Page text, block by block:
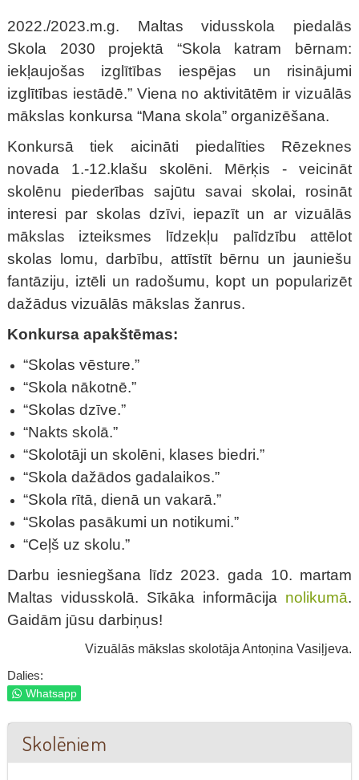
2022./2023.m.g. Maltas vidusskola piedalās
Skola 2030 projektā “Skola katram bērnam:
iekļaujošas izglītības iespējas un risinājumi
izglītības iestādē.” Viena no aktivitātēm ir vizuālās
mākslas konkursa “Mana skola” organizēšana.
Konkursā tiek aicināti piedalīties Rēzeknes
novada 1.-12.klašu skolēni. Mērķis - veicināt
skolēnu piederības sajūtu savai skolai, rosināt
interesi par skolas dzīvi, iepazīt un ar vizuālās
mākslas izteiksmes līdzekļu palīdzību attēlot
skolas lomu, darbību, attīstīt bērnu un jauniešu
fantāziju, iztēli un radošumu, kopt un popularizēt
dažādus vizuālās mākslas žanrus.
Konkursa apakštēmas:
“Skolas vēsture.”
“Skola nākotnē.”
“Skolas dzīve.”
“Nakts skolā.”
“Skolotāji un skolēni, klases biedri.”
“Skola dažādos gadalaikos.”
“Skola rītā, dienā un vakarā.”
“Skolas pasākumi un notikumi.”
“Ceļš uz skolu.”
Darbu iesniegšana līdz 2023. gada 10. martam
Maltas vidusskolā. Sīkāka informācija nolikumā.
Gaidām jūsu darbiņus!
Vizuālās mākslas skolotāja Antoņina Vasiļjeva.
Dalies:
Whatsapp
Skolēniem